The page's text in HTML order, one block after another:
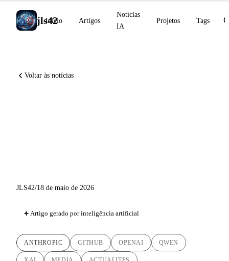
jls42
Início Artigos
Notícias
IA
Projetos Tags
Voltar às notícias
JLS42/18 de maio de 2026
Artigo gerado por inteligência artificial
ANTHROPIC GITHUB OPENAI QWEN